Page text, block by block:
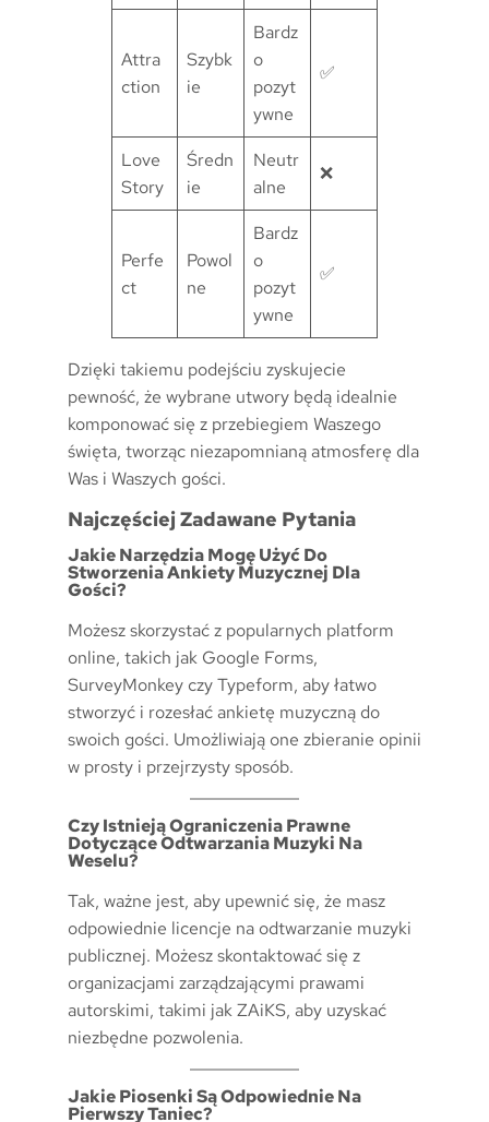
Attra
ction
Szybk
ie
Bardz
o
pozyt
ywne
✅
Love
Story
Średn
ie
Neutr
alne
❌
Perfe
ct
Powol
ne
Bardz
o
pozyt
ywne
✅
Dzięki takiemu podejściu zyskujecie
pewność, że wybrane utwory będą idealnie
komponować się z przebiegiem Waszego
święta, tworząc niezapomnianą atmosferę dla
Was i Waszych gości.
Najczęściej Zadawane Pytania
Jakie Narzędzia Mogę Użyć Do
Stworzenia Ankiety Muzycznej Dla
Gości?
Możesz skorzystać z popularnych platform
online, takich jak Google Forms,
SurveyMonkey czy Typeform, aby łatwo
stworzyć i rozesłać ankietę muzyczną do
swoich gości. Umożliwiają one zbieranie opinii
w prosty i przejrzysty sposób.
Czy Istnieją Ograniczenia Prawne
Dotyczące Odtwarzania Muzyki Na
Weselu?
Tak, ważne jest, aby upewnić się, że masz
odpowiednie licencje na odtwarzanie muzyki
publicznej. Możesz skontaktować się z
organizacjami zarządzającymi prawami
autorskimi, takimi jak ZAiKS, aby uzyskać
niezbędne pozwolenia.
Jakie Piosenki Są Odpowiednie Na
Pierwszy Taniec?